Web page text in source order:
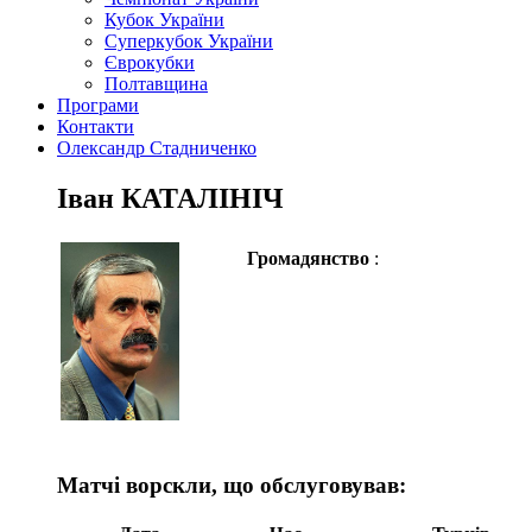
Кубок України
Суперкубок України
Єврокубки
Полтавщина
Програми
Контакти
Олександр Стадниченко
Іван КАТАЛІНІЧ
Громадянство :
Матчі ворскли, що обслуговував: